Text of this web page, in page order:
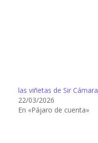
las viñetas de Sir Cámara
22/03/2026
En «Pájaro de cuenta»